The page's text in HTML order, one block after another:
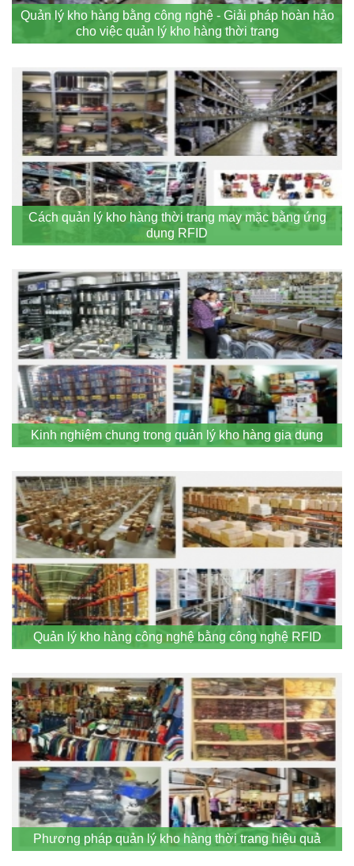
Quản lý kho hàng bằng công nghệ - Giải pháp hoàn hảo
cho việc quản lý kho hàng thời trang
Cách quản lý kho hàng thời trang may mặc bằng ứng
dụng RFID
Kinh nghiệm chung trong quản lý kho hàng gia dụng
Quản lý kho hàng công nghệ bằng công nghệ RFID
Phương pháp quản lý kho hàng thời trang hiệu quả